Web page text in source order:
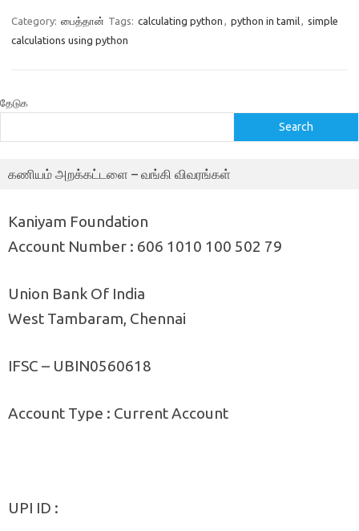
Category: பைத்தான் Tags: calculating python , python in tamil, simple
calculations using python
தேடுக
Search
கணியம் அறக்கட்டளை – வங்கி விவரங்கள்
Kaniyam Foundation
Account Number : 606 1010 100 502 79
Union Bank Of India
West Tambaram, Chennai
IFSC – UBIN0560618
Account Type : Current Account
UPI ID :